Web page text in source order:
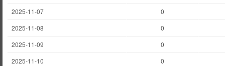
2025-11-07
0
2025-11-08
0
2025-11-09
0
2025-11-10
0